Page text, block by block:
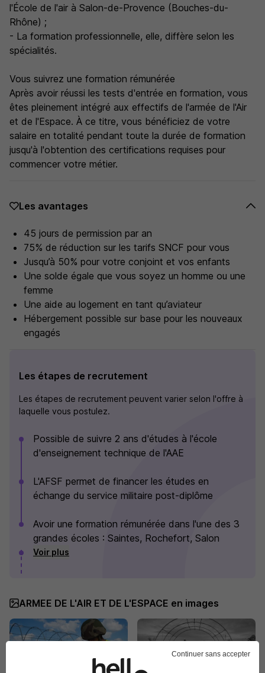
l'École de l'air à Salon-de-Provence (Bouches-du-
Rhône) ;
- La formation professionnelle, elle, diffère selon les
spécialités.
Vous suivrez une formation rémunérée
Après avoir réussi les tests d'entrée en formation, vous
êtes pleinement intégré aux effectifs de l'armée de l'Air
et de l'Espace. À ce titre, vous bénéficiez de votre
salaire en totalité pendant toute la durée de formation
jusqu'à l'obtention des certifications requises pour
commencer votre métier.
Les avantages
45 jours de permission par an
75% de réduction sur les tarifs SNCF pour vous
Jusqu’à 50% pour votre conjoint et vos enfants
Une solde égale que vous soyez un homme ou une
femme
Une aide au logement en tant qu’aviateur
Hébergement possible sur base pour les nouveaux
engagés
Les étapes de recrutement
Les étapes de recrutement peuvent varier selon l'offre à
laquelle vous postulez.
Possible de suivre 2 ans d'études à l'école
d'enseignement technique de l'AAE
L'AFSF permet de financer les études en
échange du service militaire post-diplôme
Avoir une formation rémunérée dans l'une des 3
grandes écoles : Saintes, Rochefort, Salon
Voir plus
ARMEE DE L'AIR ET DE L'ESPACE en images
Continuer sans accepter